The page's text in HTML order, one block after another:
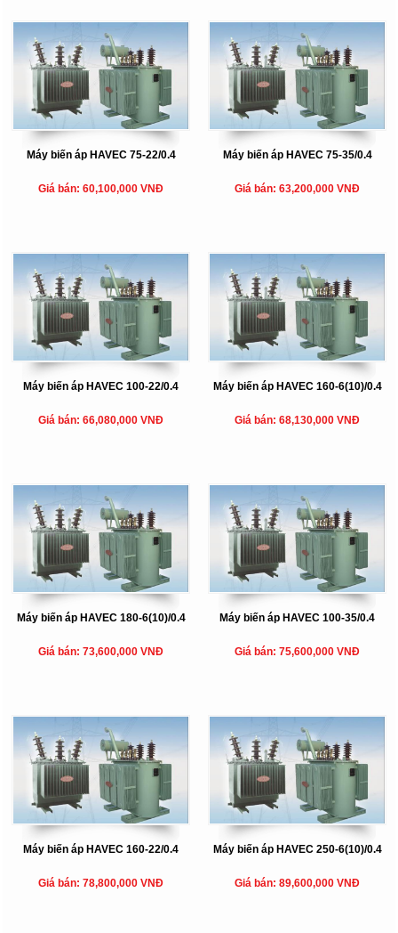
Máy biến áp HAVEC 75-22/0.4
Giá bán: 60,100,000 VNĐ
Máy biến áp HAVEC 75-35/0.4
Giá bán: 63,200,000 VNĐ
Máy biến áp HAVEC 100-22/0.4
Giá bán: 66,080,000 VNĐ
Máy biến áp HAVEC 160-6(10)/0.4
Giá bán: 68,130,000 VNĐ
Máy biến áp HAVEC 180-6(10)/0.4
Giá bán: 73,600,000 VNĐ
Máy biến áp HAVEC 100-35/0.4
Giá bán: 75,600,000 VNĐ
Máy biến áp HAVEC 160-22/0.4
Giá bán: 78,800,000 VNĐ
Máy biến áp HAVEC 250-6(10)/0.4
Giá bán: 89,600,000 VNĐ